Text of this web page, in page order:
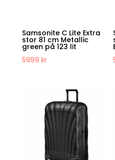
Samsonite C Lite Extra
stor 81 cm Metallic
green på 123 lit
5999 kr